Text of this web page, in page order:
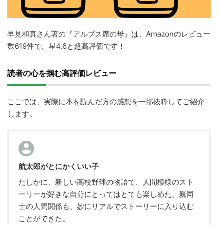
早見和真さん著の『アルプス席の母』は、Amazonのレビュー
数619件で、星4.6と超高評価です！
読者の心を掴む高評価レビュー
ここでは、実際に本を読んだ方の感想を一部抜粋してご紹介
します。
航太郎がとにかくいい子
たしかに、新しい高校野球の物語で、人間模様のスト
ーリーが好きな自分にとってはとても楽しめた。親同
士の人間関係も、妙にリアルでストーリーに入り込む
ことができた。